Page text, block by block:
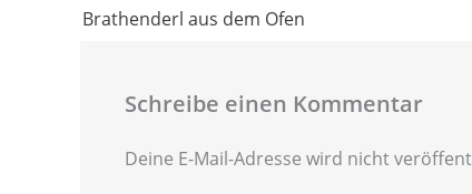
Brathenderl aus dem Ofen
Schreibe einen Kommentar
Deine E-Mail-Adresse wird nicht